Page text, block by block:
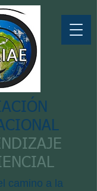
camino a la